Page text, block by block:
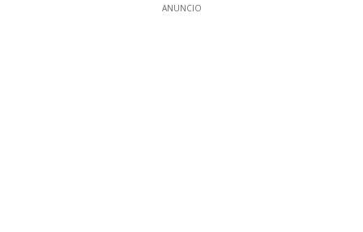
ANUNCIO